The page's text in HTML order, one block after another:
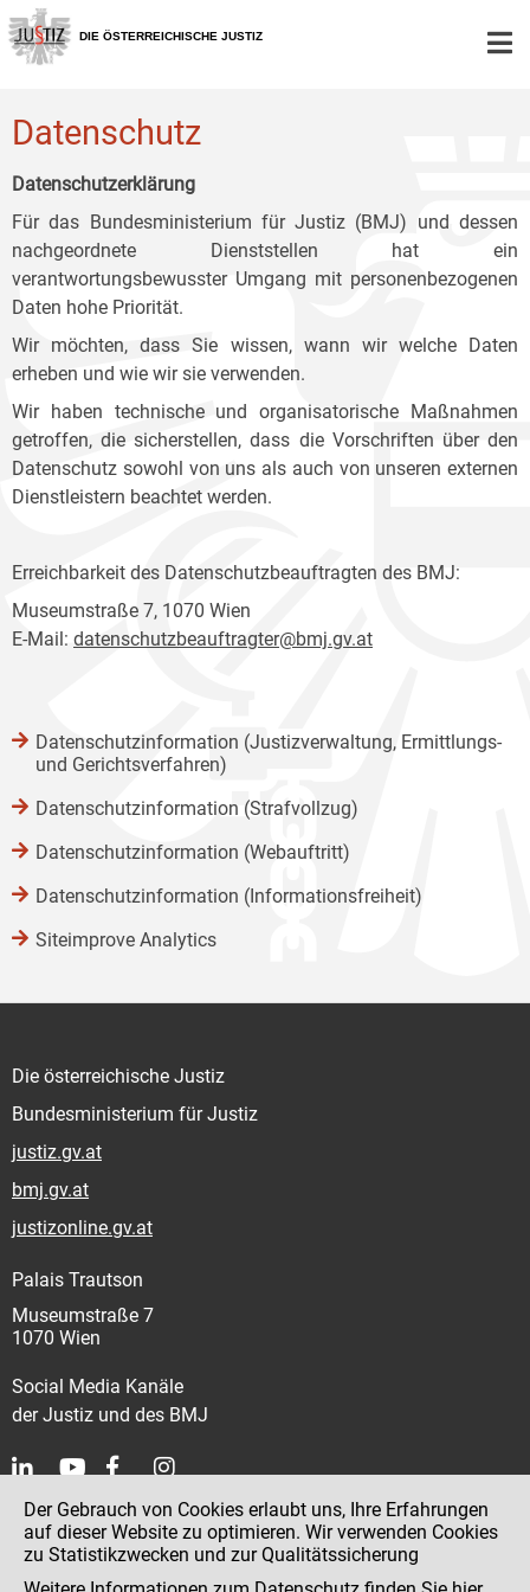
Zur
Hauptnavigation
[1]
Zum
Inhalt
[2]
Zum
Untermenü
[3]
DIE ÖSTERREICHISCHE JUSTIZ
Datenschutz
Datenschutzerklärung
Für das Bundesministerium für Justiz (BMJ) und dessen
nachgeordnete Dienststellen hat ein
verantwortungsbewusster Umgang mit personenbezogenen
Daten hohe Priorität.
Wir möchten, dass Sie wissen, wann wir welche Daten
erheben und wie wir sie verwenden.
Wir haben technische und organisatorische Maßnahmen
getroffen, die sicherstellen, dass die Vorschriften über den
Datenschutz sowohl von uns als auch von unseren externen
Dienstleistern beachtet werden.
Erreichbarkeit des Datenschutzbeauftragten des BMJ:
Museumstraße 7, 1070 Wien
E-Mail: datenschutzbeauftragter@bmj.gv.at
Datenschutzinformation (Justizverwaltung, Ermittlungs-
und Gerichtsverfahren)
Datenschutzinformation (Strafvollzug)
Datenschutzinformation (Webauftritt)
Datenschutzinformation (Informationsfreiheit)
Siteimprove Analytics
Die österreichische Justiz
Bundesministerium für Justiz
justiz.gv.at
bmj.gv.at
justizonline.gv.at
Palais Trautson
Museumstraße 7
1070 Wien
Social Media Kanäle
der Justiz und des BMJ
Kontakt
Impressum
Der Gebrauch von Cookies erlaubt uns, Ihre Erfahrungen
auf dieser Website zu optimieren. Wir verwenden Cookies
zu Statistikzwecken und zur Qualitätssicherung